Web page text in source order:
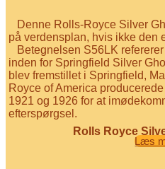
Denne Rolls-Royce Silver
på verdensplan, hvis ikke den
Betegnelsen S56LK
inden for Springfield Silver
blev fremstillet i Springfield,
Royce of America
1921 og 1926 for at
efterspørgsel.
Rolls Royce
Læs